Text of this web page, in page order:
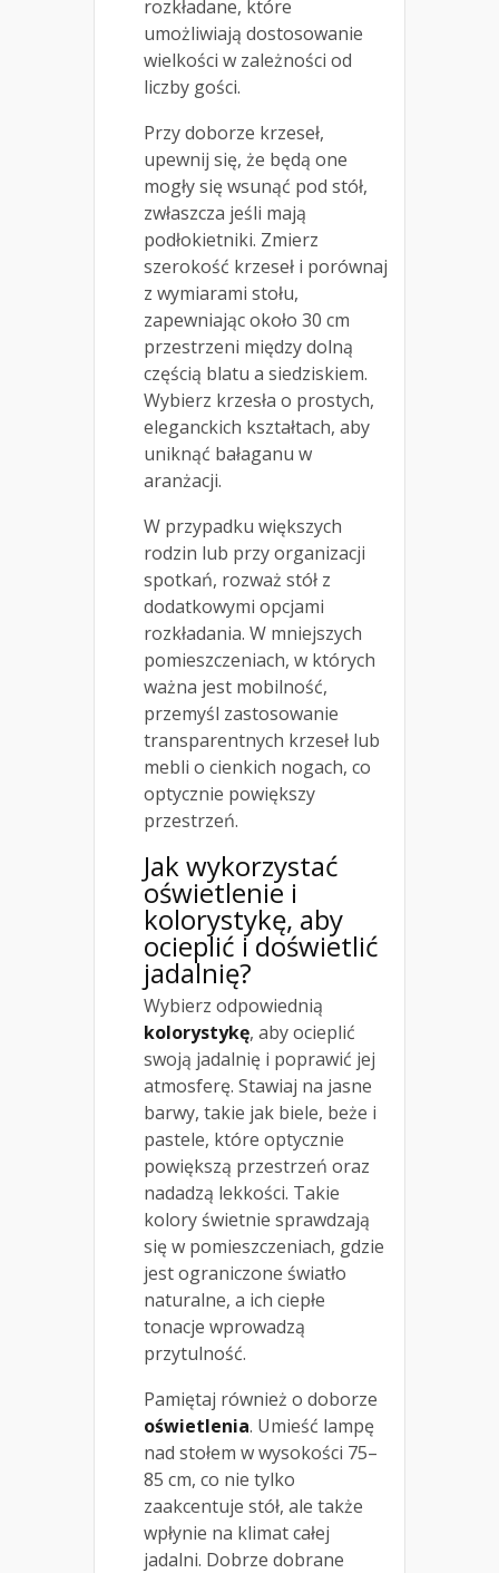
rozkładane, które
umożliwiają dostosowanie
wielkości w zależności od
liczby gości.
Przy doborze krzeseł,
upewnij się, że będą one
mogły się wsunąć pod stół,
zwłaszcza jeśli mają
podłokietniki. Zmierz
szerokość krzeseł i porównaj
z wymiarami stołu,
zapewniając około 30 cm
przestrzeni między dolną
częścią blatu a siedziskiem.
Wybierz krzesła o prostych,
eleganckich kształtach, aby
uniknąć bałaganu w
aranżacji.
W przypadku większych
rodzin lub przy organizacji
spotkań, rozważ stół z
dodatkowymi opcjami
rozkładania. W mniejszych
pomieszczeniach, w których
ważna jest mobilność,
przemyśl zastosowanie
transparentnych krzeseł lub
mebli o cienkich nogach, co
optycznie powiększy
przestrzeń.
Jak wykorzystać
oświetlenie i
kolorystykę, aby
ocieplić i doświetlić
jadalnię?
Wybierz odpowiednią
kolorystykę, aby ocieplić
swoją jadalnię i poprawić jej
atmosferę. Stawiaj na jasne
barwy, takie jak biele, beże i
pastele, które optycznie
powiększą przestrzeń oraz
nadadzą lekkości. Takie
kolory świetnie sprawdzają
się w pomieszczeniach, gdzie
jest ograniczone światło
naturalne, a ich ciepłe
tonacje wprowadzą
przytulność.
Pamiętaj również o doborze
oświetlenia. Umieść lampę
nad stołem w wysokości 75–
85 cm, co nie tylko
zaakcentuje stół, ale także
wpłynie na klimat całej
jadalni. Dobrze dobrane